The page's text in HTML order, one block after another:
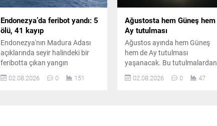
Endonezya’da feribot yandı: 5
ölü, 41 kayıp
Endonezya'nın Madura Adası
açıklarında seyir halindeki bir
feribotta çıkan yangın
sonucunda 5 kişi yaşamını
yitirirken, çok sayıda yolcu ve
02.08.2026 0 151
Ağustosta hem Güneş hem
Ay tutulması
Ağustos ayında hem Güneş
hem de Ay tutulması
yaşanacak. Bu tutulmalardan
12 Ağustos'taki tam Güneş
tutulması Türkiye'den
02.08.2026 0 47